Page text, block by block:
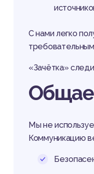
С нами легко
«Зачётка»
Мы не
Коммуникацию